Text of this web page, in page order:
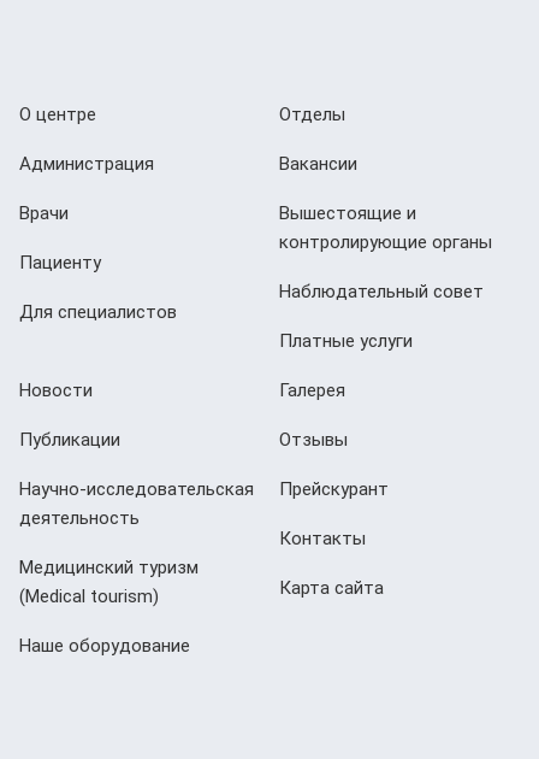
О центре
Администрация
Врачи
Пациенту
Для специалистов
Отделы
Вакансии
Вышестоящие и
контролирующие органы
Наблюдательный совет
Платные услуги
Новости
Публикации
Научно-исследовательская
деятельность
Медицинский туризм
(Мedical tourism)
Наше оборудование
Галерея
Отзывы
Прейскурант
Контакты
Карта сайта